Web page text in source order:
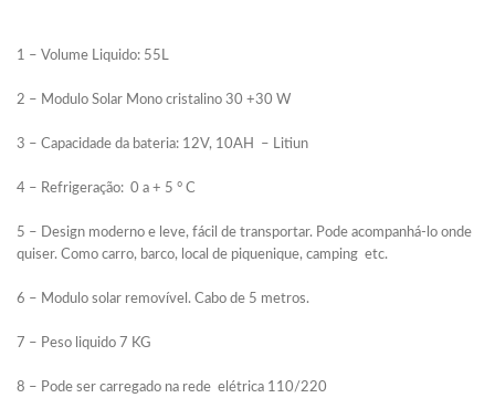
1 – Volume Liquido: 55L
2 – Modulo Solar Mono cristalino 30 +30 W
3 – Capacidade da bateria: 12V, 10AH – Litiun
4 – Refrigeração: 0 a + 5 ° C
5 – Design moderno e leve, fácil de transportar. Pode acompanhá-lo onde
quiser. Como carro, barco, local de piquenique, camping etc.
6 – Modulo solar removível. Cabo de 5 metros.
7 – Peso liquido 7 KG
8 – Pode ser carregado na rede elétrica 110/220